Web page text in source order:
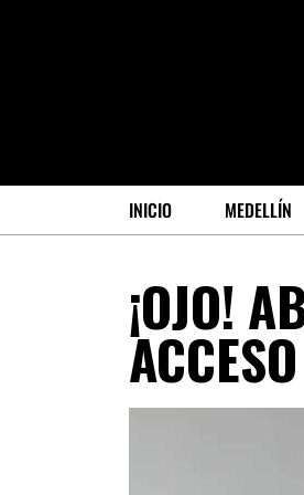
INICIO MEDELLÍN
¡OJO!